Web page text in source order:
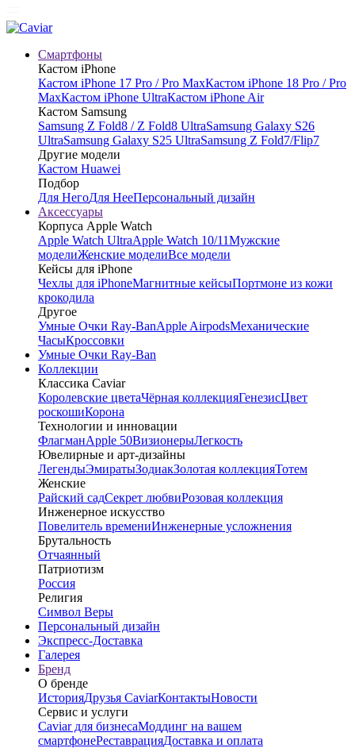
Смартфоны
Кастом iPhone
Кастом iPhone 17 Pro / Pro MaxКастом iPhone 18 Pro / Pro
MaxКастом iPhone UltraКастом iPhone Air
Кастом Samsung
Samsung Z Fold8 / Z Fold8 UltraSamsung Galaxy S26
UltraSamsung Galaxy S25 UltraSamsung Z Fold7/Flip7
Другие модели
Кастом Huawei
Подбор
Для НегоДля НееПерсональный дизайн
Аксессуары
Корпуса Apple Watch
Apple Watch UltraApple Watch 10/11Мужские
моделиЖенские моделиВсе модели
Кейсы для iPhone
Чехлы для iPhoneМагнитные кейсыПортмоне из кожи
крокодила
Другое
Умные Очки Ray-BanApple AirpodsМеханические
ЧасыКроссовки
Умные Очки Ray-Ban
Коллекции
Классика Caviar
Королевские цветаЧёрная коллекцияГенезисЦвет
роскошиКорона
Технологии и инновации
ФлагманApple 50ВизионерыЛегкость
Ювелирные и арт-дизайны
ЛегендыЭмиратыЗодиакЗолотая коллекцияТотем
Женские
Райский садСекрет любвиРозовая коллекция
Инженерное искусство
Повелитель времениИнженерные усложнения
Брутальность
Отчаянный
Патриотизм
Россия
Религия
Символ Веры
Персональный дизайн
Экспресс-Доставка
Галерея
Бренд
О бренде
ИсторияДрузья CaviarКонтактыНовости
Сервис и услуги
Caviar для бизнесаМоддинг на вашем
смартфонеРеставрацияДоставка и оплата